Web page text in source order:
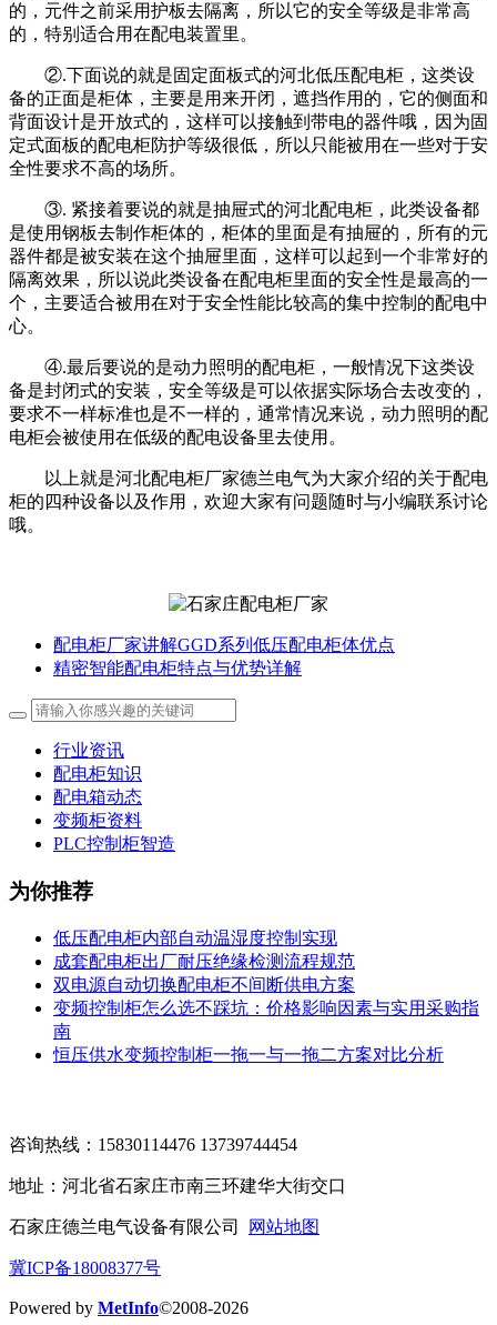
的，元件之前采用护板去隔离，所以它的安全等级是非常高
的，特别适合用在配电装置里。
②.下面说的就是固定面板式的河北低压配电柜，这类设
备的正面是柜体，主要是用来开闭，遮挡作用的，它的侧面和
背面设计是开放式的，这样可以接触到带电的器件哦，因为固
定式面板的配电柜防护等级很低，所以只能被用在一些对于安
全性要求不高的场所。
③. 紧接着要说的就是抽屉式的河北配电柜，此类设备都
是使用钢板去制作柜体的，柜体的里面是有抽屉的，所有的元
器件都是被安装在这个抽屉里面，这样可以起到一个非常好的
隔离效果，所以说此类设备在配电柜里面的安全性是最高的一
个，主要适合被用在对于安全性能比较高的集中控制的配电中
心。
④.最后要说的是动力照明的配电柜，一般情况下这类设
备是封闭式的安装，安全等级是可以依据实际场合去改变的，
要求不一样标准也是不一样的，通常情况来说，动力照明的配
电柜会被使用在低级的配电设备里去使用。
以上就是河北配电柜厂家德兰电气为大家介绍的关于配电
柜的四种设备以及作用，欢迎大家有问题随时与小编联系讨论
哦。
配电柜厂家讲解GGD系列低压配电柜体优点
精密智能配电柜特点与优势详解
行业资讯
配电柜知识
配电箱动态
变频柜资料
PLC控制柜智造
为你推荐
低压配电柜内部自动温湿度控制实现
成套配电柜出厂耐压绝缘检测流程规范
双电源自动切换配电柜不间断供电方案
变频控制柜怎么选不踩坑：价格影响因素与实用采购指
南
恒压供水变频控制柜一拖一与一拖二方案对比分析
咨询热线：15830114476 13739744454
地址：河北省石家庄市南三环建华大街交口
石家庄德兰电气设备有限公司 网站地图
冀ICP备18008377号
Powered by MetInfo©2008-2026